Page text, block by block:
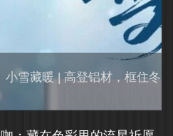
住冬日温柔❄️